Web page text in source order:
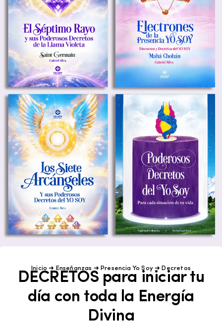
Inicio ➜ Enseñanzas ➜ Presencia Yo Soy➜ Decretos
DECRETOS para iniciar tu
día con toda la Energía
Divina